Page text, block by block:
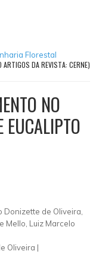
Florestal
ARTIGOS DA REVISTA: CERNE)
NO
EUCALIPTO
de Oliveira,
Mello, Luiz Marcelo
Oliveira |